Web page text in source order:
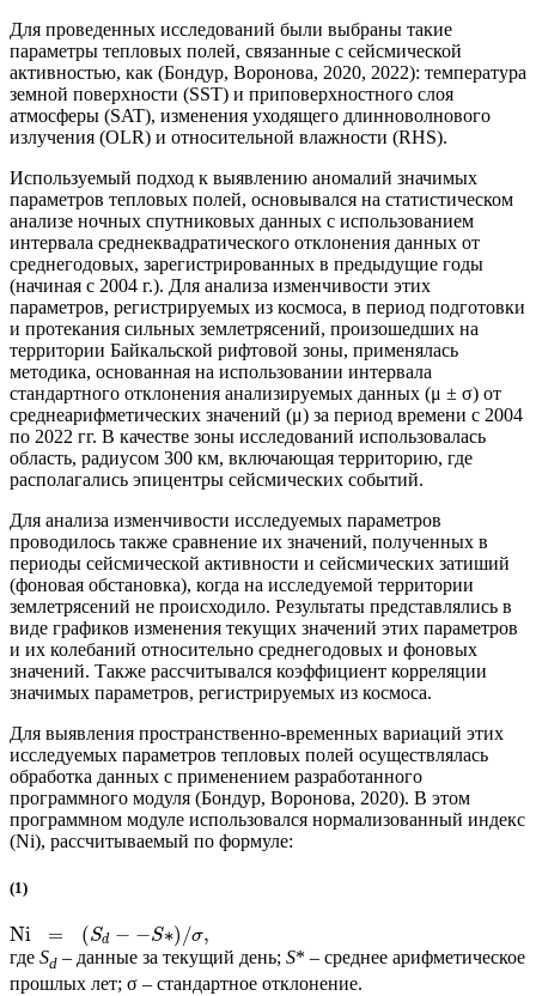
Для проведенных исследований были выбраны такие
параметры тепловых полей, связанные с сейсмической
активностью, как (Бондур, Воронова, 2020, 2022): температура
земной поверхности (SST) и приповерхностного слоя
атмосферы (SAT), изменения уходящего длинноволнового
излучения (OLR) и относительной влажности (RHS).
Используемый подход к выявлению аномалий значимых
параметров тепловых полей, основывался на статистическом
анализе ночных спутниковых данных с использованием
интервала среднеквадратического отклонения данных от
среднегодовых, зарегистрированных в предыдущие годы
(начиная с 2004 г.). Для анализа изменчивости этих
параметров, регистрируемых из космоса, в период подготовки
и протекания сильных землетрясений, произошедших на
территории Байкальской рифтовой зоны, применялась
методика, основанная на использовании интервала
стандартного отклонения анализируемых данных (μ ± σ) от
среднеарифметических значений (μ) за период времени с 2004
по 2022 гг. В качестве зоны исследований использовалась
область, радиусом 300 км, включающая территорию, где
располагались эпицентры сейсмических событий.
Для анализа изменчивости исследуемых параметров
проводилось также сравнение их значений, полученных в
периоды сейсмической активности и сейсмических затиший
(фоновая обстановка), когда на исследуемой территории
землетрясений не происходило. Результаты представлялись в
виде графиков изменения текущих значений этих параметров
и их колебаний относительно среднегодовых и фоновых
значений. Также рассчитывался коэффициент корреляции
значимых параметров, регистрируемых из космоса.
Для выявления пространственно-временных вариаций этих
исследуемых параметров тепловых полей осуществлялась
обработка данных с применением разработанного
программного модуля (Бондур, Воронова, 2020). В этом
программном модуле использовался нормализованный индекс
(Ni), рассчитываемый по формуле:
(1)
Ni = (Sd − −S∗) /σ,
где Sd – данные за текущий день; S* – среднее арифметическое
прошлых лет; σ – стандартное отклонение.